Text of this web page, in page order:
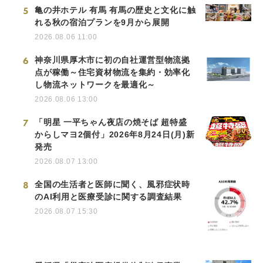
5
亀の井ホテル 有馬 有馬の歴史と文化に触
れる秋の宿泊プランを9月から展開
2026.08.06 11:00
6
神奈川県厚木市に初の自社運営型物流拠
点が稼働～住宅資材物流を集約・効率化
し物流ネットワークを最適化～
2026.08.06 13:00
7
「明星 一平ちゃん夜店の焼そば 超特盛
からしマヨ2個付」2026年8月24日(月)新
発売
2026.08.07 13:00
8
全国の生活者と医師に聞く、風邪症状時
のAI利用と医療受診に関する調査結果
2026.08.07 15:30